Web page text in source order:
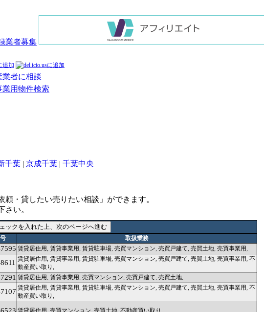
業者に相談
業用物件検索
千葉 | 京成千葉 | 千葉中央
・貸したい売りたい相談」ができます。
い。
取扱業務
賃貸居住用, 賃貸事業用, 賃貸駐車場, 売買マンション, 売買戸建て, 売買土地, 売買事業用,
賃貸居住用, 賃貸事業用, 賃貸駐車場, 売買マンション, 売買戸建て, 売買土地, 売買事業用, 不
動産買い取り,
賃貸居住用, 賃貸事業用, 売買マンション, 売買戸建て, 売買土地,
賃貸居住用, 賃貸事業用, 賃貸駐車場, 売買マンション, 売買戸建て, 売買土地, 売買事業用, 不
動産買い取り,
賃貸居住用, 売買マンション, 売買土地, 不動産買い取り,